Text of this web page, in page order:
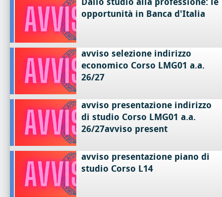
opportunità in Banca d'Italia
avviso selezione indirizzo
economico Corso LMG01 a.a.
26/27
avviso presentazione indirizzo
di studio Corso LMG01 a.a.
26/27avviso present
avviso presentazione piano di
studio Corso L14